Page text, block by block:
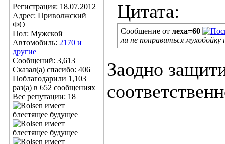
Регистрация: 18.07.2012
Адрес: Приволжский
ФО
Пол: Мужской
Автомобиль: 2170 и
другие
Сообщений: 3,613
Сказал(а) спасибо: 406
Поблагодарили 1,103
раз(а) в 652 сообщениях
Вес репутации: 18
Цитата:
Сообщение от леха=60
ли не понравиться мухобойку
Заодно